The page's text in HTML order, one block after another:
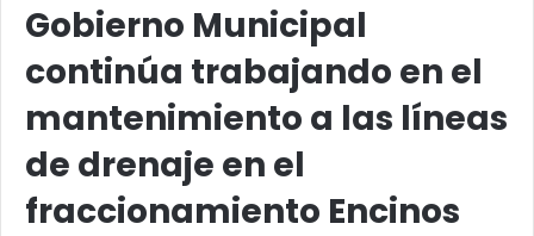
Gobierno Municipal
continúa trabajando en el
mantenimiento a las líneas
de drenaje en el
fraccionamiento Encinos